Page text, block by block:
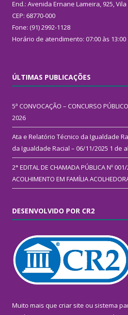
End.: Avenida Ernane Lameira, 925,
CEP: 68770-000
Fone: (91) 2992-1128
Horário de atendimento: 07:00 às 13:00
ÚLTIMAS PUBLICAÇÕES
5ª CONVOCAÇÃO – CONCURSO
2026
Ata e Relatório Técnico da Igualdade
da Igualdade Racial – 06/11/2025 1 de
2° EDITAL DE CHAMADA PÚBLICA Nº
ACOLHIMENTO EM FAMÍLIA
DESENVOLVIDO POR CR2
Muito mais que criar site ou sistema